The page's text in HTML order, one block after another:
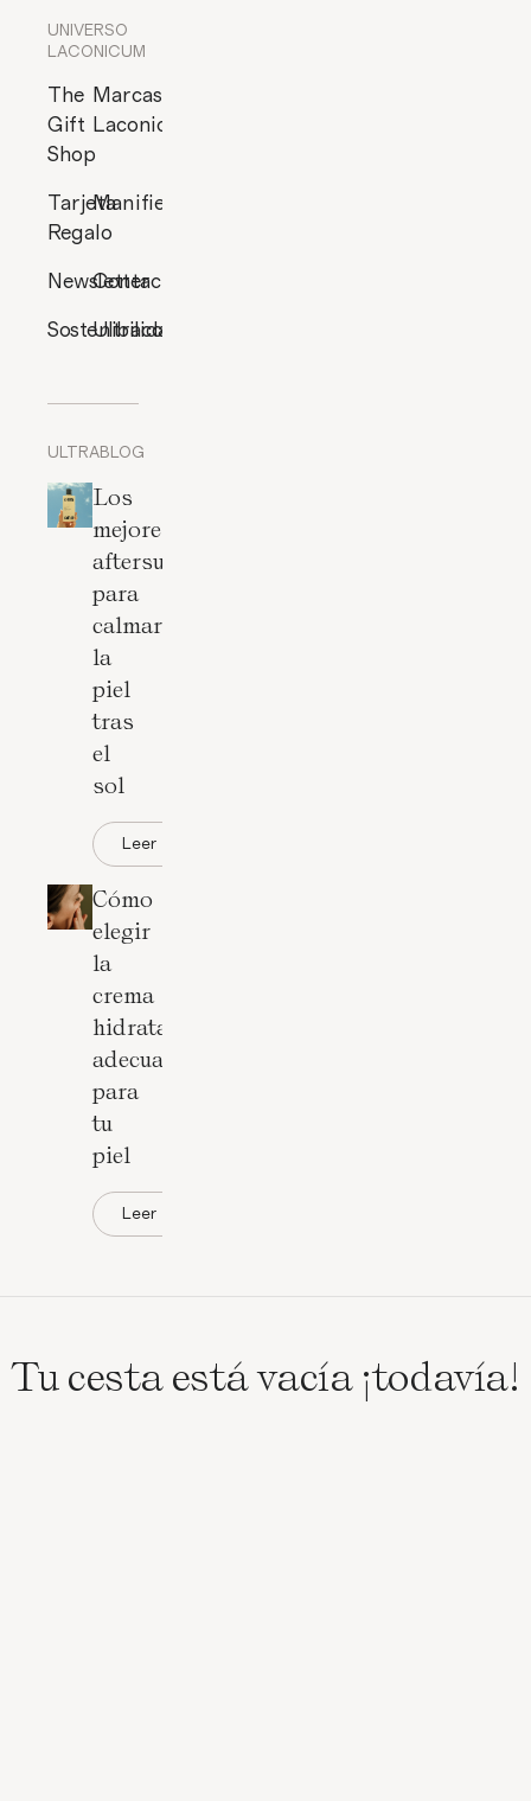
UNIVERSO
LACONICUM
The
Gift
Shop
Marcas
Laconicum
Tarjeta
Regalo
Manifiesto
Newsletter
Contacto
Sostenibilidad
Ultracosmética
ULTRABLOG
Los
mejores
aftersun
para
calmar
la
piel
tras
el
sol
Leer
Cómo
elegir
la
crema
hidratante
adecuada
para
tu
piel
Leer
Tu cesta está vacía ¡todavía!